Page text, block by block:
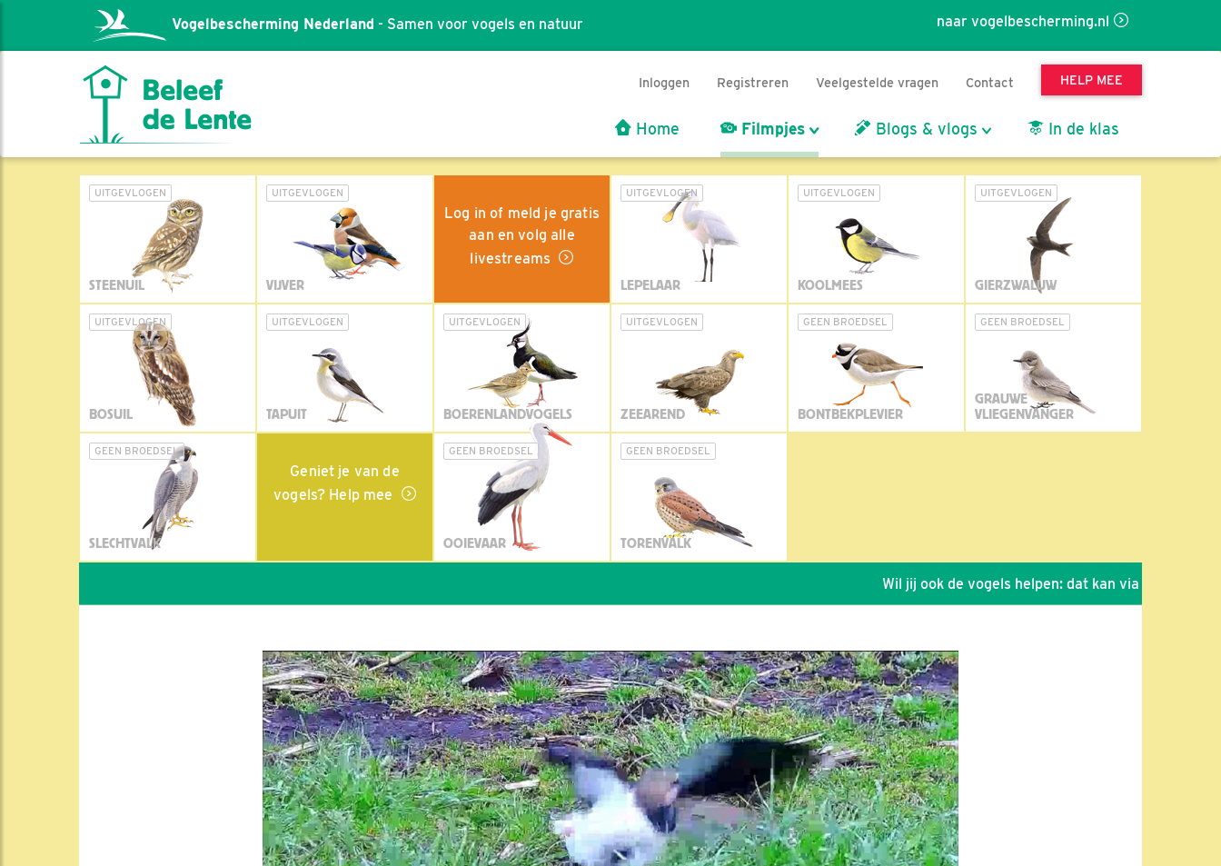
naar vogelbescherming.nl
Vogelbescherming Nederland - Samen voor vogels en natuur
Inloggen Registreren Veelgestelde vragen Contact HELP MEE
Home Filmpjes Blogs & vlogs In de klas
UITGEVLOGEN
STEENUIL
UITGEVLOGEN
VIJVER
Log in of meld je gratis
aan en volg alle
livestreams
UITGEVLOGEN
LEPELAAR
UITGEVLOGEN
KOOLMEES
UITGEVLOGEN
GIERZWALUW
UITGEVLOGEN
BOSUIL
UITGEVLOGEN
TAPUIT
UITGEVLOGEN
BOERENLANDVOGELS
UITGEVLOGEN
ZEEAREND
GEEN BROEDSEL
BONTBEKPLEVIER
GEEN BROEDSEL
GRAUWE
VLIEGENVANGER
GEEN BROEDSEL
SLECHTVALK
Geniet je van de
vogels? Help mee
GEEN BROEDSEL
OOIEVAAR
GEEN BROEDSEL
TORENVALK
Wil jij ook de vogels helpen: dat kan via de link!